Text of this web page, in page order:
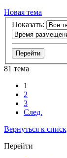
Новая тема
Показать:
81 тема
1
2
3
След.
Вернуться к
Перейти